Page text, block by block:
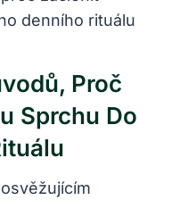
Proč
Sprchu Do